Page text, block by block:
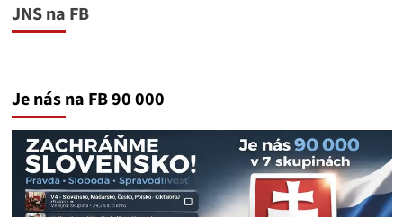
JNS na FB
Je nás na FB 90 000